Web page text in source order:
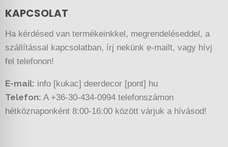
KAPCSOLAT
Ha kérdésed van termékeinkkel, megrendeléseddel, a
szállítással kapcsolatban, írj nekünk e-mailt, vagy hívj
fel telefonon!
E-mail: info [kukac] deerdecor [pont] hu
Telefon: A +36-30-434-0994 telefonszámon
hétköznaponként 8:00-16:00 között várjuk a hívásod!